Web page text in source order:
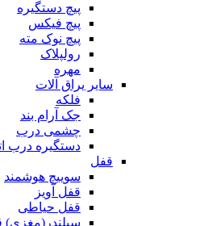
پیچ دستگیره
پیچ فیکس
پیچ نوک مته
رولپلاک
مهره
سایر یراق آلات
فلکه
جک آرام بند
چشمی درب
دستگیره درب
قفل
سوییچ هوشمند
قفل آویز
قفل حیاطی
سیلندر(مغزی)